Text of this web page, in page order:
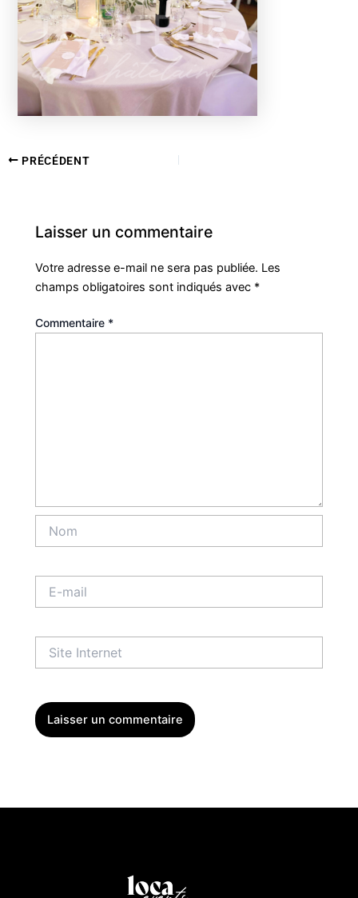
PRÉCÉDENT
Laisser un commentaire
Votre adresse e-mail ne sera pas publiée. Les
champs obligatoires sont indiqués avec *
Commentaire *
mail
Internet